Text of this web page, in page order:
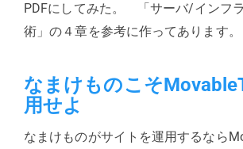
PDFにしてみた。 「サーバ/インフ
術」の４章を参考に作ってあります。
なまけものこそ
用せよ
なまけものがサイトを運用するなら